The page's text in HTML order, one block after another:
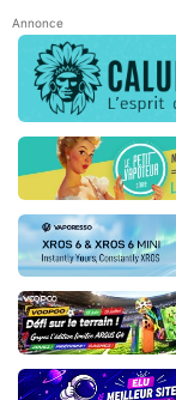
Annonce